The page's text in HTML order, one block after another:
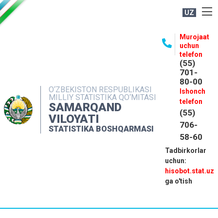
UZ
O‘ZBEKISTON RESPUBLIKASI
MILLIY STATISTIKA QO‘MITASI
SAMARQAND
VILOYATI
STATISTIKA BOSHQARMASI
Murojaat
uchun
telefon
(55)
701-
80-00
Ishonch
telefon
(55)
706-
58-60
Tadbirkorlar
uchun:
hisobot.stat.uz
ga o'tish
MATBUOT XIZMATI
MUROJAATLAR
KONTAKTLAR